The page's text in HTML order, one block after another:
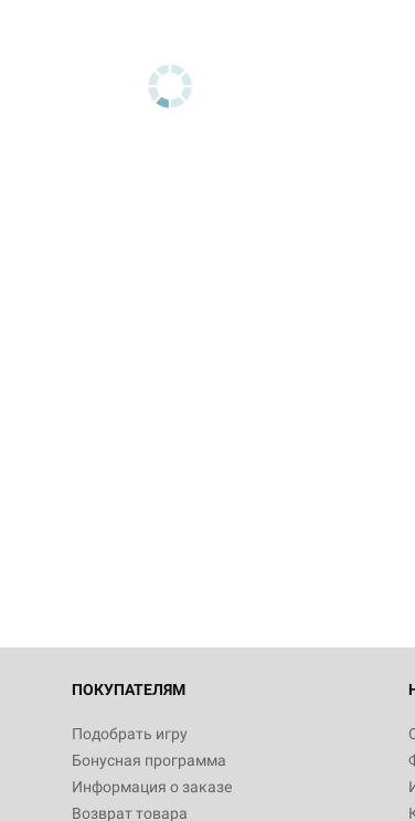
ПОКУПАТЕЛЯМ
Подобрать игру
Бонусная программа
Информация о заказе
Возврат товара